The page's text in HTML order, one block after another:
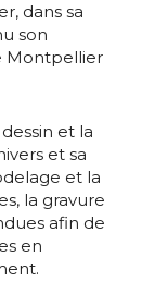
dans sa
son
Montpellier
et la
et sa
et la
la gravure
afin de
en